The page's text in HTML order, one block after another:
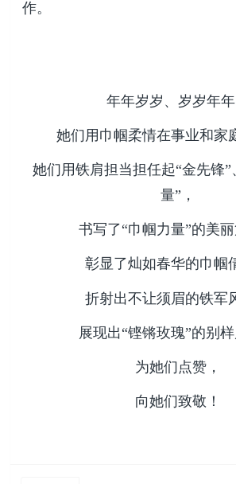
作。
年年岁岁、岁岁年年
她们用巾帼柔情在事业和家
她们用铁肩担当担任起“金先锋”
量”，
书写了“巾帼力量”的美丽
彰显了灿如春华的巾帼
折射出不让须眉的铁军
展现出“铿锵玫瑰”的别样
为她们点赞，
向她们致敬！